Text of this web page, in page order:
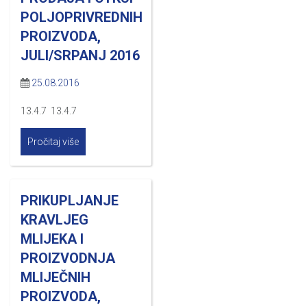
POLJOPRIVREDNIH
PROIZVODA,
JULI/SRPANJ 2016
25.08.2016
13.4.7 13.4.7
Pročitaj više
PRIKUPLJANJE
KRAVLJEG
MLIJEKA I
PROIZVODNJA
MLIJEČNIH
PROIZVODA,